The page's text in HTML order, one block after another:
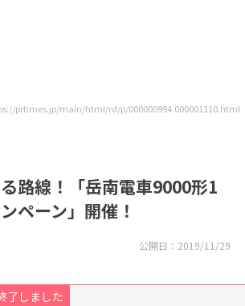
prtimes.jp/main/html/rd/p/000000994.000001110.html
路線！「岳南電車9000形1
ペーン」開催！
公開日： 2019/11/29
了しました